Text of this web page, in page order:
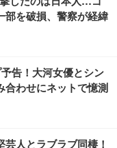
部を破損、警察が経緯
告！大河女優とシン
合わせにネットで憶測
人とラブラブ同棲！